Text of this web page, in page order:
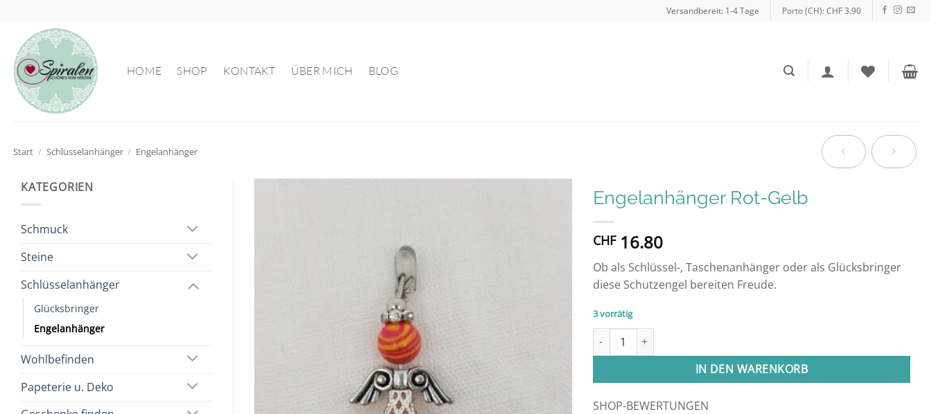
springen
Versandbereit: 1-4 Tage Porto (CH): CHF 3.90
HOME SHOP KONTAKT ÜBER MICH BLOG
Start / Schlüsselanhänger / Engelanhänger
KATEGORIEN
Schmuck
Steine
Schlüsselanhänger
Glücksbringer
Engelanhänger
Wohlbefinden
Papeterie u. Deko
Engelanhänger Rot-Gelb
CHF16.80
Ob als Schlüssel-, Taschenanhänger oder als Glücksbringer
diese Schutzengel bereiten Freude.
3 vorrätig
Engelanhänger Rot-Gelb Menge
IN DEN WARENKORB
Alternative:
SHOP-BEWERTUNGEN